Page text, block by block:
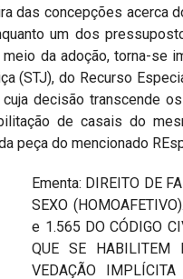
concepções acerca
um dos
da adoção, torna-se
(STJ), do Recurso
cuja decisão transcende
de casais do
peça do mencionado
Ementa: DIREITO DE
SEXO
e 1.565 DO CÓDIGO
QUE SE HABILITEM
VEDAÇÃO IMPLÍCITA